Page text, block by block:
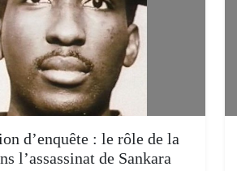
d’enquête : le rôle de la
l’assassinat de Sankara